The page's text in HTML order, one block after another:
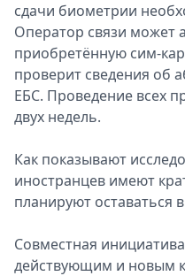
сдачи биометрии
Оператор связи может
приобретённую сим-
проверит сведения об
ЕБС. Проведение всех
двух недель.
Как показывают
иностранцев имеют
планируют оставаться
Совместная
действующим и новым